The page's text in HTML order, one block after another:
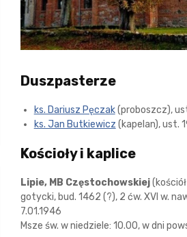
Duszpasterze
ks. Dariusz Pęczak(proboszcz),
ks. Jan Butkiewicz (kapelan), ust.
Kościoły i kaplice
Lipie, MB Częstochowskiej
gotycki, bud. 1462 (?), 2 ćw. XVI w.
7.01.1946
Msze św. w niedziele: 10.00, w dni